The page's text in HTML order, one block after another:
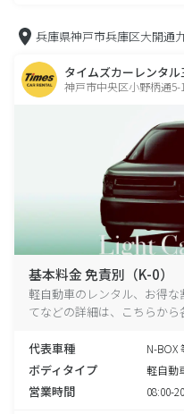
兵庫県神戸市兵庫区大開通
タイムズカーレンタ
神戸市中央区小野柄通5-
基本料金 免責別（K-0）
軽自動車のレンタル、お得
てなどの詳細は、こちらから
代表車種 N-BOX
ボディタイプ 軽自動
営業時間 08:00-